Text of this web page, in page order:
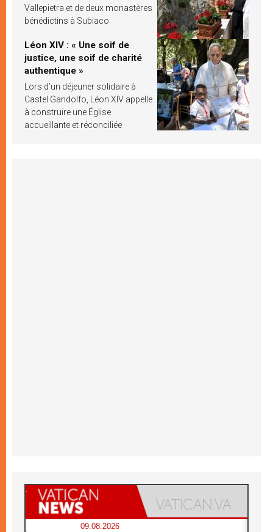
Vallepietra et de deux monastères
bénédictins à Subiaco
Léon XIV : « Une soif de
justice, une soif de charité
authentique »
Lors d’un déjeuner solidaire à
Castel Gandolfo, Léon XIV appelle
à construire une Église
accueillante et réconciliée
09.08.2026